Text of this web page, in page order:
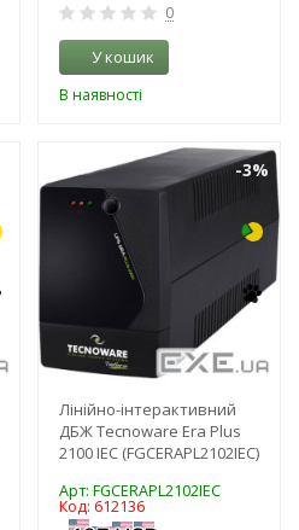
0
У кошик
В наявності
-3%
Лінійно-інтерактивний
ДБЖ Tecnoware Era Plus
2100 IEC (FGCERAPL2102IEC)
Арт: FGCERAPL2102IEC
Код: 612136